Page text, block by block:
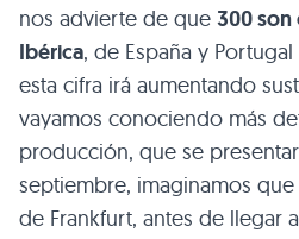
nos advierte de que 300 son
Ibérica, de España y
esta cifra irá aumentando
vayamos conociendo más
producción, que se
septiembre, imaginamos
de Frankfurt, antes de llegar